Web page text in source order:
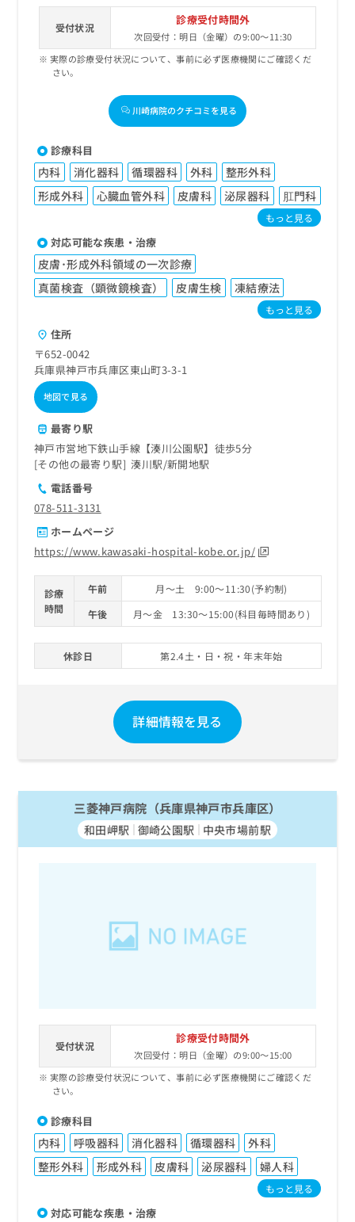
受付状況
診療受付時間外
次回受付：明日（金曜）の9:00～11:30
実際の診療受付状況について、事前に必ず医療機関にご確認くだ
さい。
川崎病院のクチコミを見る
診療科目
内科 消化器科 循環器科 外科
整形外科
形成外科
心臓血管外科 皮膚科 泌尿器科 肛門科
もっと見る
対応可能な疾患・治療
皮膚･形成外科領域の一次診療
真菌検査（顕微鏡検査）
皮膚生検 凍結療法
もっと見る
住所
〒652-0042
兵庫県神戸市兵庫区東山町3-3-1
地図で見る
最寄り駅
神戸市営地下鉄山手線【湊川公園駅】徒歩5分
その他の最寄り駅
湊川駅 新開地駅
電話番号
078-511-3131
ホームページ
https://www.kawasaki-hospital-kobe.or.jp/
診療
時間
午前
月～土 9:00～11:30(予約制)
午後
月～金 13:30～15:00(科目毎時間あり)
休診日 第2.4土・日・祝・年末年始
詳細情報を見る
三菱神戸病院（兵庫県神戸市兵庫区）
和田岬駅 御崎公園駅 中央市場前駅
受付状況
診療受付時間外
次回受付：明日（金曜）の9:00～15:00
実際の診療受付状況について、事前に必ず医療機関にご確認くだ
さい。
診療科目
内科 呼吸器科 消化器科 循環器科
外科
整形外科
形成外科 皮膚科 泌尿器科 婦人科
もっと見る
対応可能な疾患・治療